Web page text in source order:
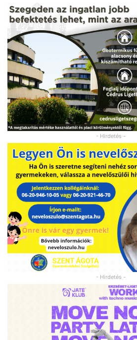
- Hirdetés -
- Hirdetés -